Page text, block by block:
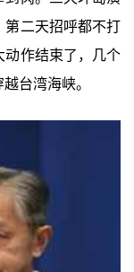
第二天招呼都不打
动作结束了，几个
台湾海峡。